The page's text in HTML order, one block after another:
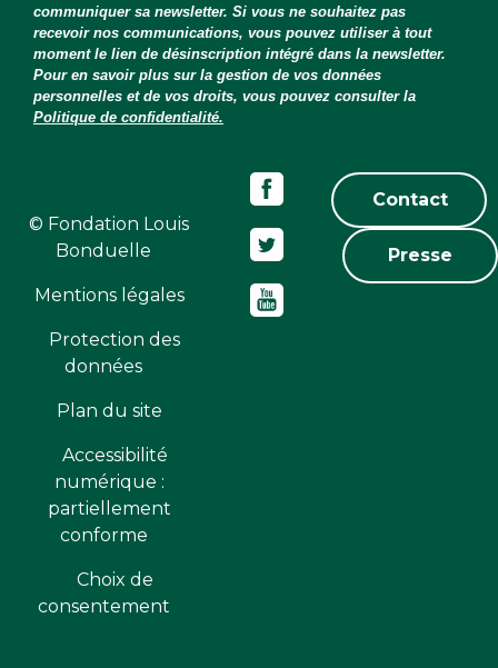
communiquer sa newsletter. Si vous ne souhaitez pas
recevoir nos communications, vous pouvez utiliser à tout
moment le lien de désinscription intégré dans la newsletter.
Pour en savoir plus sur la gestion de vos données
personnelles et de vos droits, vous pouvez consulter la
Politique de confidentialité.
© Fondation Louis
Bonduelle
Mentions légales
Protection des
données
Plan du site
Accessibilité
numérique :
partiellement
conforme
Choix de
consentement
Contact
Presse